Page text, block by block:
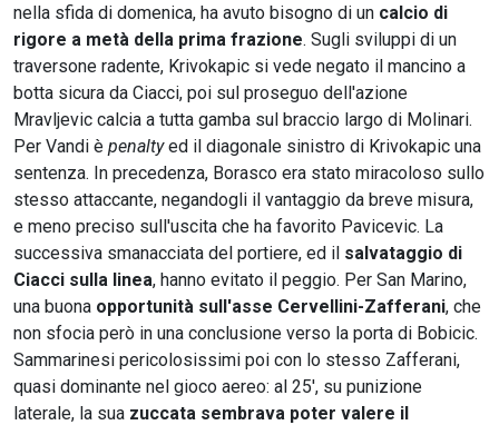
nella sfida di domenica, ha avuto bisogno di un calcio di
rigore a metà della prima frazione. Sugli sviluppi di un
traversone radente, Krivokapic si vede negato il mancino a
botta sicura da Ciacci, poi sul proseguo dell'azione
Mravljevic calcia a tutta gamba sul braccio largo di Molinari.
Per Vandi è penaltyed il diagonale sinistro di Krivokapic una
sentenza. In precedenza, Borasco era stato miracoloso sullo
stesso attaccante, negandogli il vantaggio da breve misura,
e meno preciso sull'uscita che ha favorito Pavicevic. La
successiva smanacciata del portiere, ed il salvataggio di
Ciacci sulla linea, hanno evitato il peggio. Per San Marino,
una buona opportunità sull'asse Cervellini-Zafferani, che
non sfocia però in una conclusione verso la porta di Bobicic.
Sammarinesi pericolosissimi poi con lo stesso Zafferani,
quasi dominante nel gioco aereo: al 25', su punizione
laterale, la sua zuccata sembrava poter valere il